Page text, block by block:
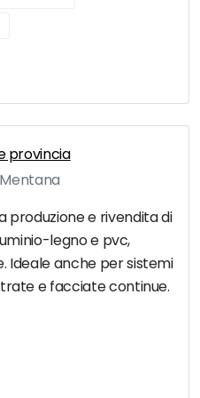
provincia
produzione e rivendita di
legno e pvc,
Ideale anche per sistemi
e facciate continue.